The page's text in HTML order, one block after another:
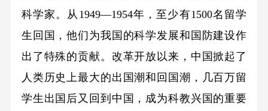
科学家。从1949—1954年，至少有1500名留学
生回国，他们为我国的科学发展和国防建设作
出了特殊的贡献。改革开放以来，中国掀起了
人类历史上最大的出国潮和回国潮，几百万留
学生出国后又回到中国，成为科教兴国的重要